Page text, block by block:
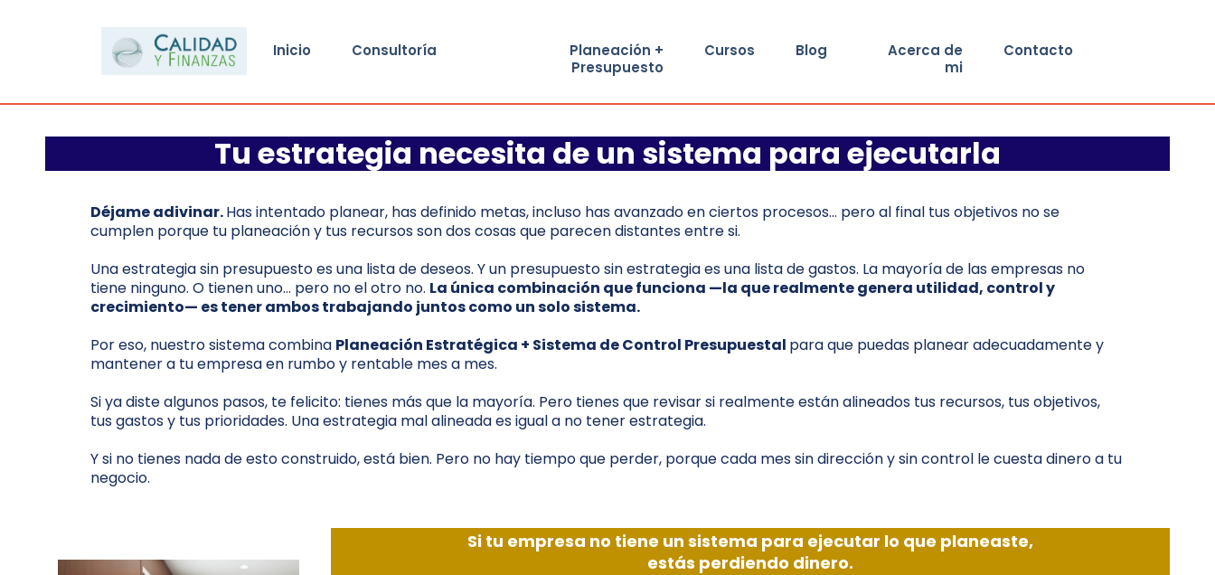
Inicio Consultoría
Planeación +
Presupuesto
Cursos Blog
Acerca de
mi
Contacto
Tu estrategia necesita de un sistema para ejecutarla
Déjame adivinar.Has intentado planear, has definido metas, incluso has avanzado en ciertos procesos… pero al final tus objetivos no se
cumplen porque tu planeación y tus recursos son dos cosas que parecen distantes entre si.
Una estrategia sin presupuesto es una lista de deseos. Y un presupuesto sin estrategia es una lista de gastos. La mayoría de las empresas no
tiene ninguno. O tienen uno… pero no el otro no. La única combinación que funciona —la que realmente genera utilidad, control y
crecimiento— es tener ambos trabajando juntos como un solo sistema.
Por eso, nuestro sistema combina Planeación Estratégica + Sistema de Control Presupuestal para que puedas planear adecuadamente y
mantener a tu empresa en rumbo y rentable mes a mes.
Si ya diste algunos pasos, te felicito: tienes más que la mayoría. Pero tienes que revisar si realmente están alineados tus recursos, tus objetivos,
tus gastos y tus prioridades. Una estrategia mal alineada es igual a no tener estrategia.
Y si no tienes nada de esto construido, está bien. Pero no hay tiempo que perder, porque cada mes sin dirección y sin control le cuesta dinero a tu
negocio.
Si tu empresa no tiene un sistema para ejecutar lo que planeaste,
estás perdiendo dinero.